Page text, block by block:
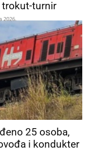
trokut-turnir
2026.
25 osoba,
i kondukter